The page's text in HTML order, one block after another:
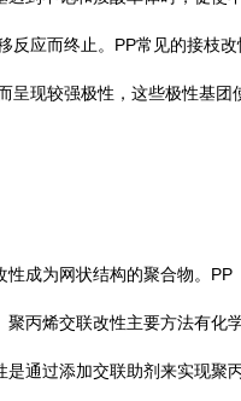
反应而终止。 PP常见的接枝
呈现较强极性，这些极性基团
成为网状结构的聚合物。 PP
丙烯交联改性主要方法有化
通过添加交联助剂来实现聚